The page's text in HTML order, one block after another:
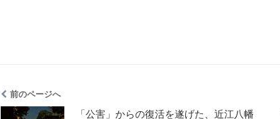
前のページへ
「公害」からの復活を遂げた、近江八幡